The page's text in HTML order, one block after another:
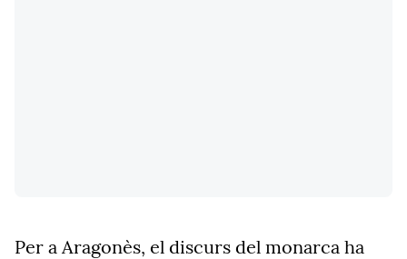
Per a Aragonès, el discurs del monarca ha